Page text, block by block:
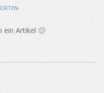
ein Artikel 🙂